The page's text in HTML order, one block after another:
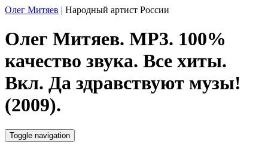
Олег Митяев | Народный артист России
Олег Митяев. MP3. 100%
качество звука. Все хиты.
Вкл. Да здравствуют музы!
(2009).
Toggle navigation